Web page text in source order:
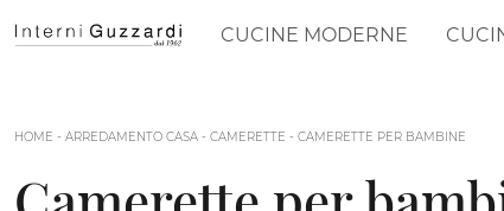
CUCINE MODERNE
HOME - ARREDAMENTO CASA - CAMERETTE - CAMERETTE PER BAMBINE